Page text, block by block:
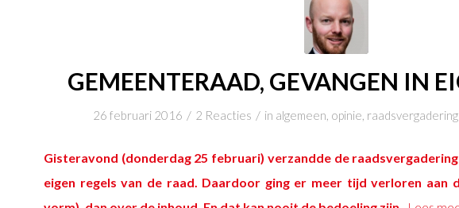
GEMEENTERAAD, GEVANGEN IN
26 februari 2016 / 2 Reacties / in algemeen, opinie, raadsvergadering
Gisteravond (donderdag 25 februari) verzandde de
eigen regels van de raad. Daardoor ging er meer tijd verloren aan